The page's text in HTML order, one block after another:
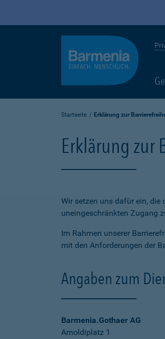
Startseite Erklärung zur
Erklärung zur
Wir setzen uns dafür ein, die
uneingeschränkten Zugang
Im Rahmen unserer
mit den Anforderungen der
Angaben zum
Barmenia.Gothaer AG
Arnoldiplatz 1